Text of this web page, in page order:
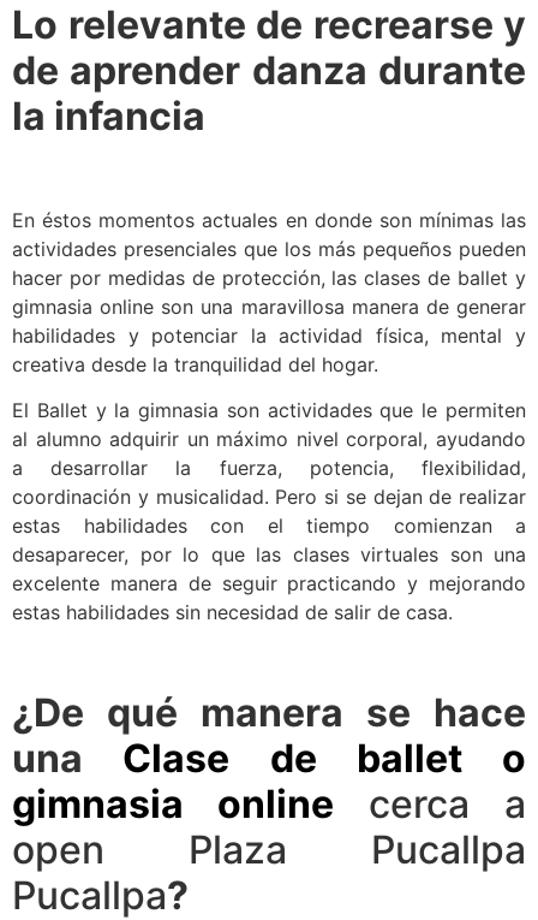
Lo relevante de recrearse y
de aprender danza durante
la infancia
En éstos momentos actuales en donde son mínimas las
actividades presenciales que los más pequeños pueden
hacer por medidas de protección, las clases de ballet y
gimnasia online son una maravillosa manera de generar
habilidades y potenciar la actividad física, mental y
creativa desde la tranquilidad del hogar.
El Ballet y la gimnasia son actividades que le permiten
al alumno adquirir un máximo nivel corporal, ayudando
a desarrollar la fuerza, potencia, flexibilidad,
coordinación y musicalidad. Pero si se dejan de realizar
estas habilidades con el tiempo comienzan a
desaparecer, por lo que las clases virtuales son una
excelente manera de seguir practicando y mejorando
estas habilidades sin necesidad de salir de casa.
¿De qué manera se hace
una Clase de ballet o
gimnasia online cerca a
open Plaza Pucallpa
Pucallpa?